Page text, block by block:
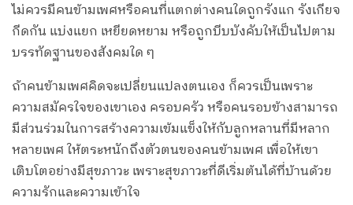
ไม่ควรมีคนข้ามเพศหรือคนที่แตกต่างคนใดถูกรังแก รังเกียจ
กีดกัน แบ่งแยก เหยียดหยาม หรือถูกบีบบังคับให้เป็นไปตาม
บรรทัดฐานของสังคมใด ๆ
ถ้าคนข้ามเพศคิดจะเปลี่ยนแปลงตนเอง ก็ควรเป็นเพราะ
ความสมัครใจของเขาเอง ครอบครัว หรือคนรอบข้างสามารถ
มีส่วนร่วมในการสร้างความเข้มแข็งให้กับลูกหลานที่มีหลาก
หลายเพศ ให้ตระหนักถึงตัวตนของคนข้ามเพศ เพื่อให้เขา
เติบโตอย่างมีสุขภาวะ เพราะสุขภาวะที่ดีเริ่มต้นได้ที่บ้านด้วย
ความรักและความเข้าใจ